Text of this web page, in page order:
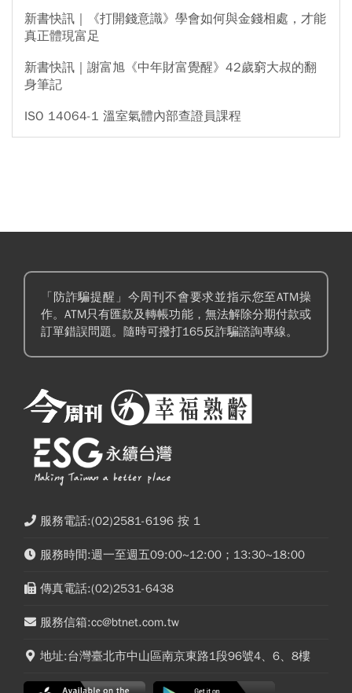
新書快訊｜《打開錢意識》學會如何與金錢相處，才能
真正體現富足
新書快訊｜謝富旭《中年財富覺醒》42歲窮大叔的翻
身筆記
ISO 14064-1 溫室氣體內部查證員課程
「防詐騙提醒」今周刊不會要求並指示您至ATM操
作。ATM只有匯款及轉帳功能，無法解除分期付款或
訂單錯誤問題。隨時可撥打165反詐騙諮詢專線。
服務電話:(02)2581-6196 按 1
服務時間:週一至週五09:00~12:00；13:30~18:00
傳真電話:(02)2531-6438
服務信箱:cc@btnet.com.tw
地址:台灣臺北市中山區南京東路1段96號4、6、8樓